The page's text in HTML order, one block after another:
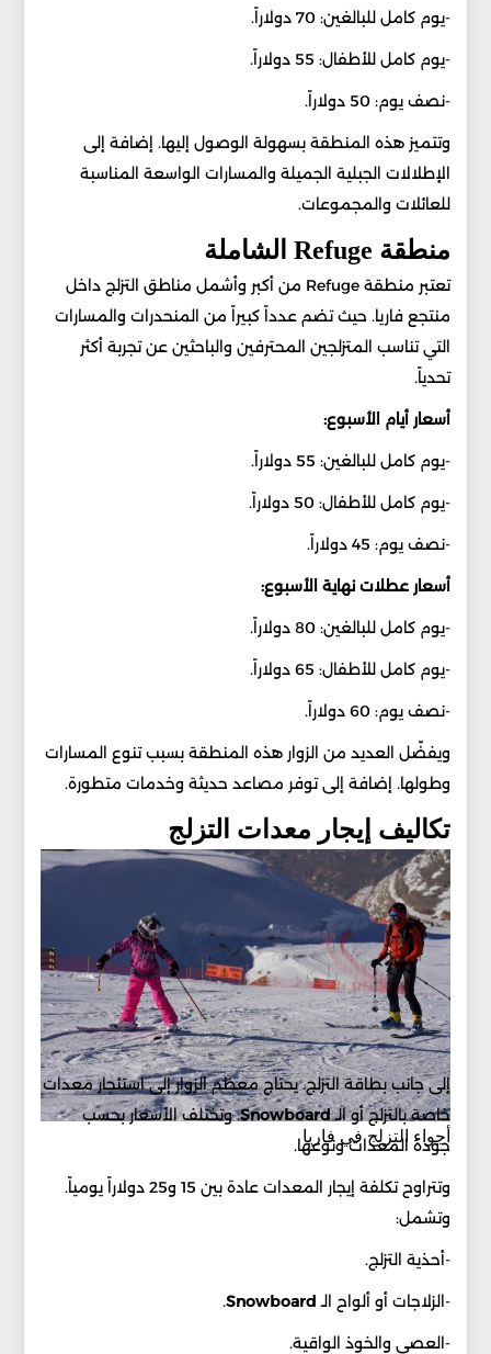
-يوم كامل للبالغين: 70 دولاراً.
-يوم كامل للأطفال: 55 دولاراً.
-نصف يوم: 50 دولاراً.
وتتميز هذه المنطقة بسهولة الوصول إليها. إضافة إلى
الإطلالات الجبلية الجميلة والمسارات الواسعة المناسبة
للعائلات والمجموعات.
منطقة Refuge الشاملة
تعتبر منطقة Refuge من أكبر وأشمل مناطق التزلج داخل
منتجع فاريا. حيث تضم عدداً كبيراً من المنحدرات والمسارات
التي تناسب المتزلجين المحترفين والباحثين عن تجربة أكثر
تحدياً.
أسعار أيام الأسبوع:
-يوم كامل للبالغين: 55 دولاراً.
-يوم كامل للأطفال: 50 دولاراً.
-نصف يوم: 45 دولاراً.
أسعار عطلات نهاية الأسبوع:
-يوم كامل للبالغين: 80 دولاراً.
-يوم كامل للأطفال: 65 دولاراً.
-نصف يوم: 60 دولاراً.
ويفضّل العديد من الزوار هذه المنطقة بسبب تنوع المسارات
وطولها. إضافة إلى توفر مصاعد حديثة وخدمات متطورة.
تكاليف إيجار معدات التزلج
أجواء التزلج في فاريا
إلى جانب بطاقة التزلج. يحتاج معظم الزوار إلى استئجار معدات
خاصة بالتزلج أو الـSnowboard. وتختلف الأسعار بحسب
جودة المعدات ونوعها.
وتتراوح تكلفة إيجار المعدات عادة بين 15 و25 دولاراً يومياً.
وتشمل:
-أحذية التزلج.
-الزلاجات أو ألواح الـSnowboard
.
-العصي والخوذ الواقية.